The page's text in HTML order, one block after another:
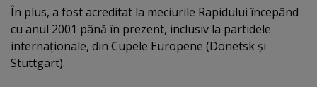
În plus, a fost acreditat la meciurile Rapidului începând
cu anul 2001 până în prezent, inclusiv la partidele
internaţionale, din Cupele Europene (Donetsk şi
Stuttgart).